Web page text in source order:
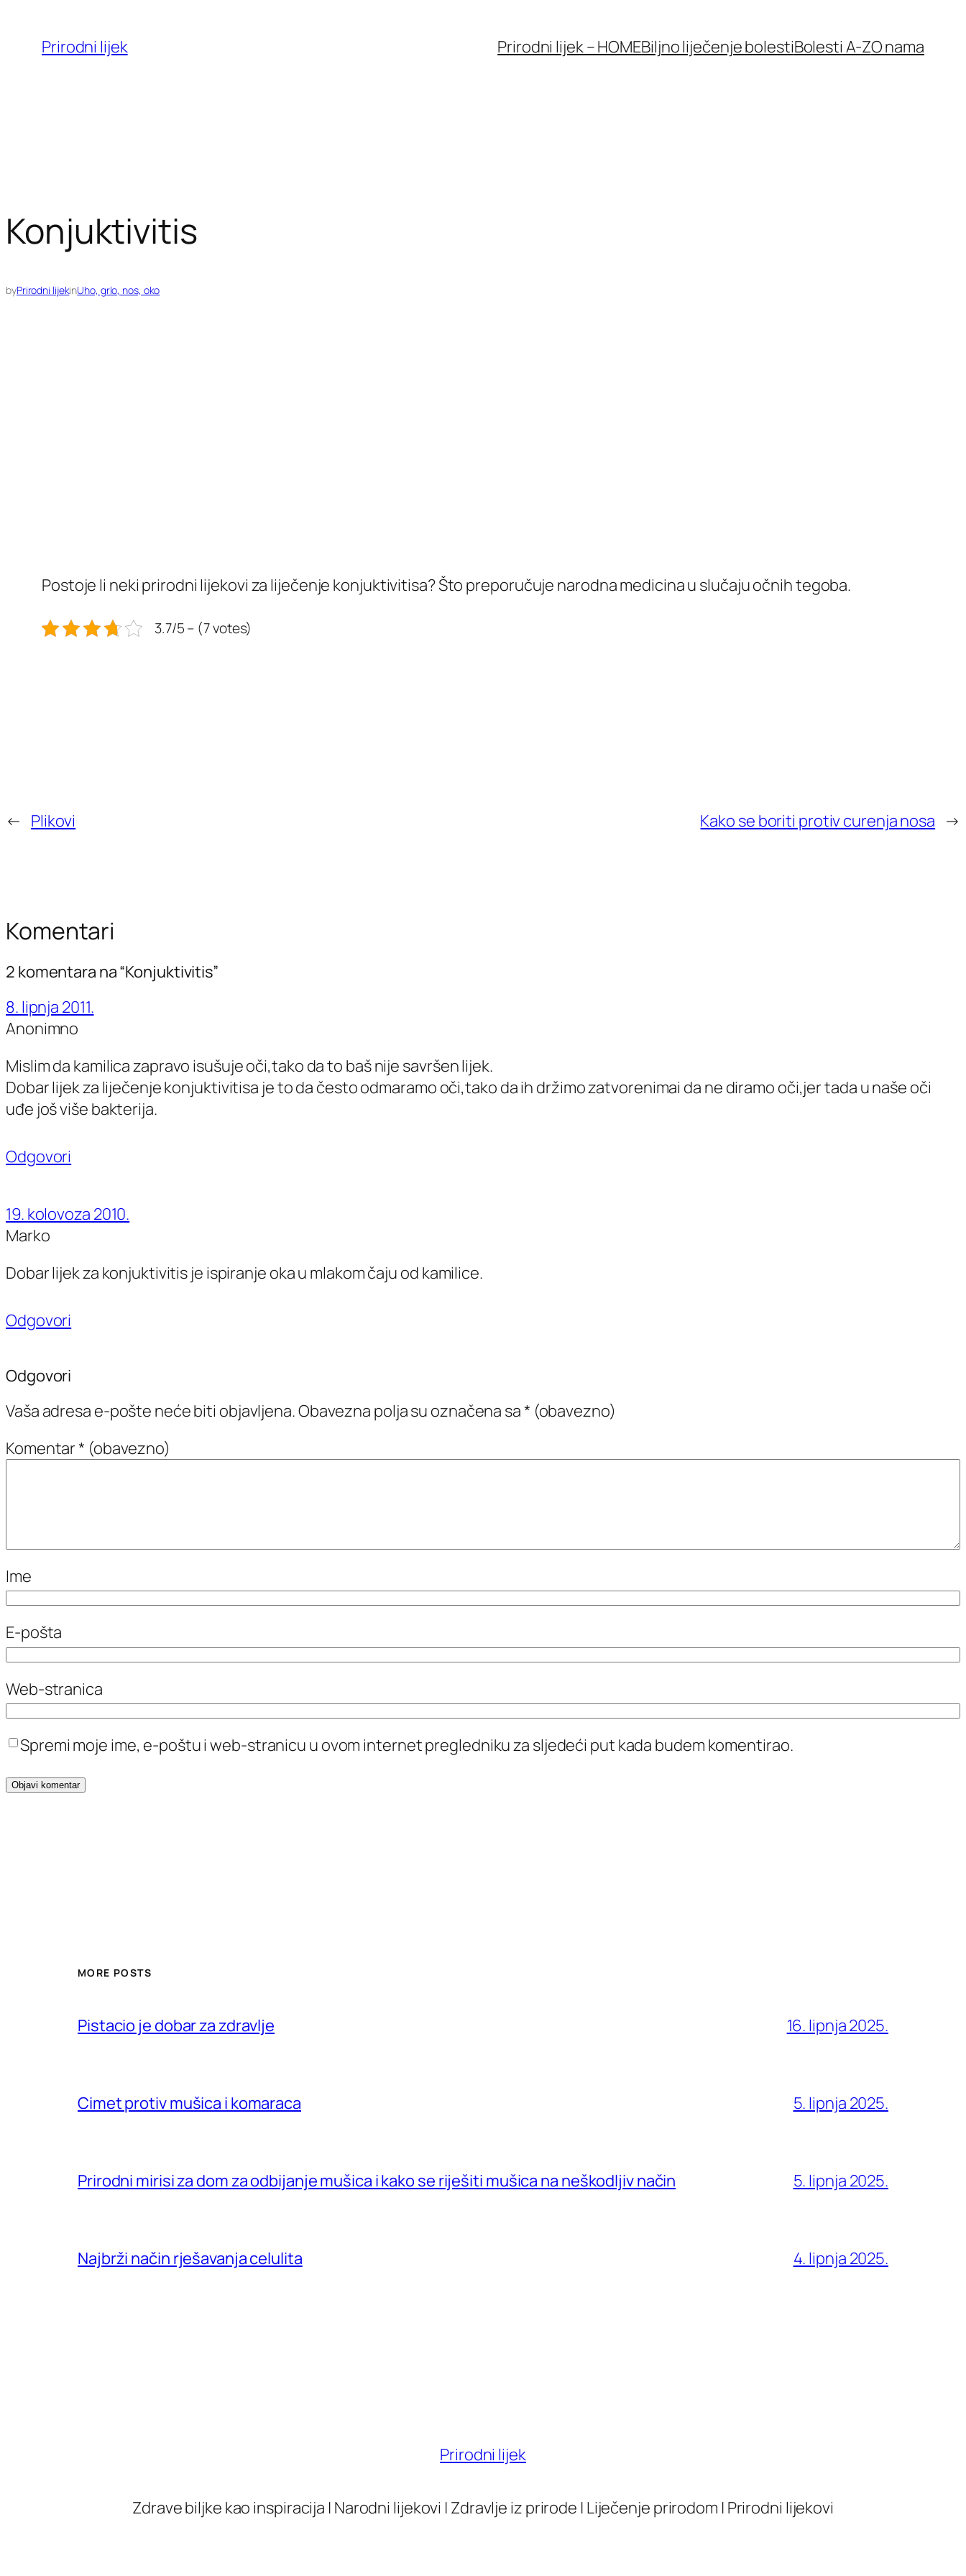
sadržaja
Prirodni lijek Prirodni lijek – HOMEBiljno liječenje bolestiBolesti A-ZO nama
Konjuktivitis
byPrirodni lijekinUho, grlo, nos, oko
Postoje li neki prirodni lijekovi za liječenje konjuktivitisa? Što preporučuje narodna medicina u slučaju očnih tegoba.
3.7/5 – (7 votes)
← Plikovi Kako se boriti protiv curenja nosa →
Komentari
2 komentara na “Konjuktivitis”
8. lipnja 2011.
Anonimno
Mislim da kamilica zapravo isušuje oči,tako da to baš nije savršen lijek.
Dobar lijek za liječenje konjuktivitisa je to da često odmaramo oči,tako da ih držimo zatvorenimai da ne diramo oči,jer tada u naše oči
uđe još više bakterija.
Odgovori
19. kolovoza 2010.
Marko
Dobar lijek za konjuktivitis je ispiranje oka u mlakom čaju od kamilice.
Odgovori
Odgovori
Vaša adresa e-pošte neće biti objavljena.Obavezna polja su označena sa* (obavezno)
Komentar* (obavezno)
Ime
E-pošta
Web-stranica
Spremi moje ime, e-poštu i web-stranicu u ovom internet pregledniku za sljedeći put kada budem komentirao.
MORE POSTS
Pistacio je dobar za zdravlje 16. lipnja 2025.
Cimet protiv mušica i komaraca 5. lipnja 2025.
Prirodni mirisi za dom za odbijanje mušica i kako se riješiti mušica na neškodljiv način 5. lipnja 2025.
Najbrži način rješavanja celulita 4. lipnja 2025.
Prirodni lijek
Zdrave biljke kao inspiracija | Narodni lijekovi | Zdravlje iz prirode | Liječenje prirodom | Prirodni lijekovi